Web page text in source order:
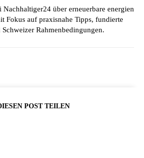
über erneuerbare energien
Fokus auf praxisnahe Tipps, fundierte
Rahmenbedingungen.
POST TEILEN